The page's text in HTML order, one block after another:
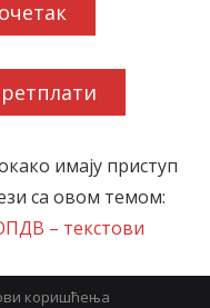
имају приступ
са овом темом:
– текстови
коришћења